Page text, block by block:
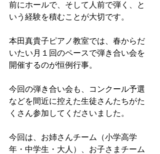
前にホールで、そして人前で弾く、と
いう経験を積むことが大切です。
本田真貴子ピアノ教室では、春からだ
いたい月１回のペースで弾き合い会を
開催するのが恒例行事。
今回の弾き合い会も、コンクール予選
などを間近に控えた生徒さんたちがた
くさん参加してくださいました。
今回は、お姉さんチーム（小学高学
年・中学生・大人）、お子さまチーム